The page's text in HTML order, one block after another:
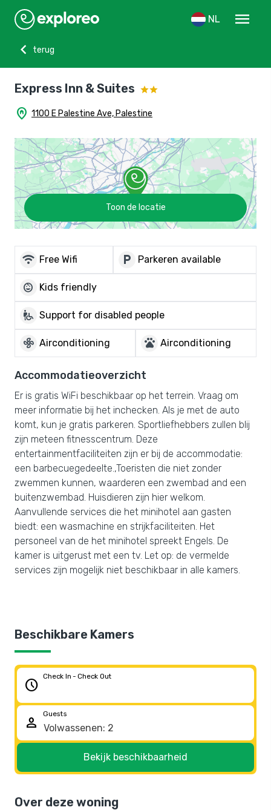
NL
menu
chevron_left
terug
Express Inn & Suites
home_pin 1100 E Palestine Ave, Palestine
Toon de locatie
wifi Free Wifi local_parking Parkeren available
child_care Kids friendly
wheelchair_pickup Support for disabled people
mode_fan Airconditioning pets Airconditioning
Accommodatieoverzicht
Er is gratis WiFi beschikbaar op het terrein. Vraag om
meer informatie bij het inchecken. Als je met de auto
komt, kun je gratis parkeren. Sportliefhebbers zullen blij
zijn meteen fitnesscentrum. Deze
entertainmentfaciliteiten zijn er bij de accommodatie:
een barbecuegedeelte.,Toeristen die niet zonder
zwemmen kunnen, waarderen een zwembad and een
buitenzwembad. Huisdieren zijn hier welkom.
Aanvullende services die het minihotel aan gasten
biedt: een wasmachine en strijkfaciliteiten. Het
personeel van de het minihotel spreekt Engels. De
kamer is uitgerust met een tv. Let op: de vermelde
services zijn mogelijk niet beschikbaar in alle kamers.
Beschikbare Kamers
schedule
Check In - Check Out
person
Guests
Bekijk beschikbaarheid
Over deze woning